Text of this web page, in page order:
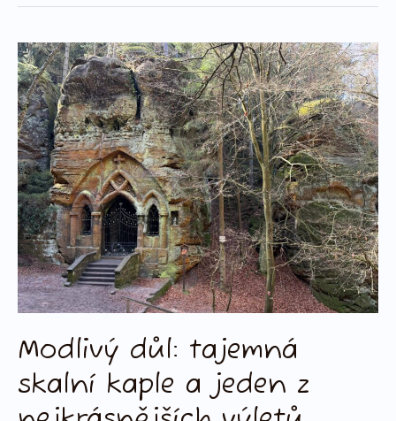
Modlivý důl: tajemná
skalní kaple a jeden z
Modlivý
důl:
tajemná
skalní
kaple
a
jeden
z
nejkrásnějších
výletů
Českolipska